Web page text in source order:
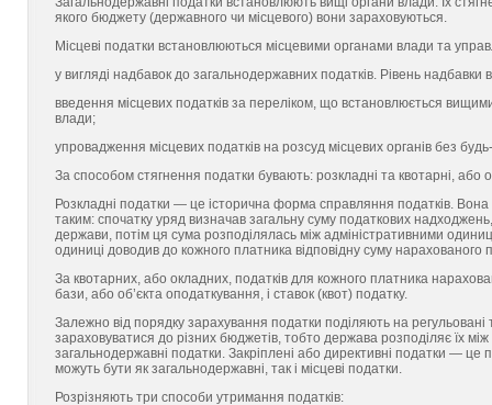
якого бюджету (державного чи місцевого) вони зараховуються.
Місцеві податки встановлюються місцевими органами влади та
у вигляді надбавок до загальнодержавних податків. Рівень
введення місцевих податків за переліком, що встановлюється
влади;
упровадження місцевих податків на розсуд місцевих органів без
За способом стягнення податки бувають: розкладні та квотарні, або
Розкладні податки — це історична форма справляння податків. Вона
таким: спочатку уряд визначав загальну суму податкових
держави, потім ця сума розподілялась між адміністративними
одиниці доводив до кожного платника відповідну суму нарахованого
За квотарних, або окладних, податків для кожного платника
бази, або об’єкта оподаткування, і ставок (квот) податку.
Залежно від порядку зарахування податки поділяють на
зараховуватися до різних бюджетів, тобто держава розподіляє їх
загальнодержавні податки. Закріплені або директивні податки —
можуть бути як загальнодержавні, так і місцеві податки.
Розрізняють три способи утримання податків: